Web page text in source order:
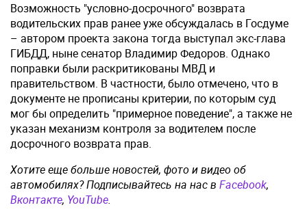
Возможность "условно-досрочного" возврата
водительских прав ранее уже обсуждалась в Госдуме
– автором проекта закона тогда выступал экс-глава
ГИБДД, ныне сенатор Владимир Федоров. Однако
поправки были раскритикованы МВД и
правительством. В частности, было отмечено, что в
документе не прописаны критерии, по которым суд
мог бы определить "примерное поведение", а также не
указан механизм контроля за водителем после
досрочного возврата прав.
Хотите еще больше новостей, фото и видео об
автомобилях? Подписывайтесь на нас в Facebook,
Вконтакте, YouTube.